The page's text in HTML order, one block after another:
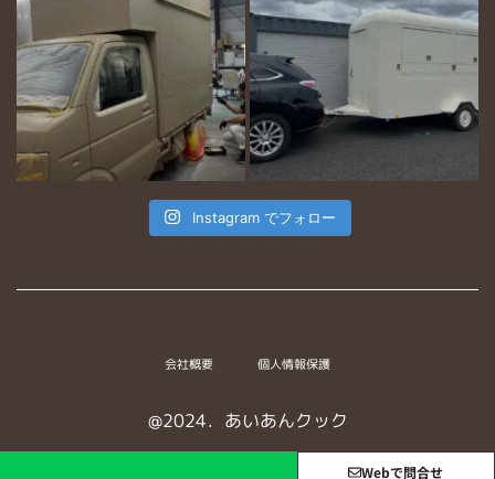
Instagram でフォロー
会社概要 個人情報保護
@2024．あいあんクック
Webで問合せ